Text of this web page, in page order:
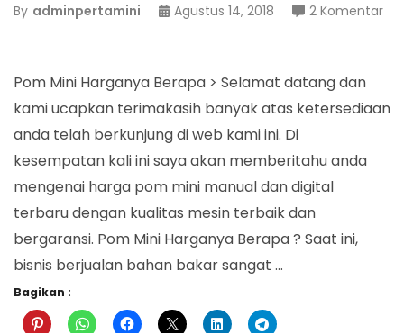
By adminpertamini Agustus 14, 2018 2 Komentar
Pom Mini Harganya Berapa > Selamat datang dan
kami ucapkan terimakasih banyak atas ketersediaan
anda telah berkunjung di web kami ini. Di
kesempatan kali ini saya akan memberitahu anda
mengenai harga pom mini manual dan digital
terbaru dengan kualitas mesin terbaik dan
bergaransi. Pom Mini Harganya Berapa ? Saat ini,
bisnis berjualan bahan bakar sangat …
Bagikan :